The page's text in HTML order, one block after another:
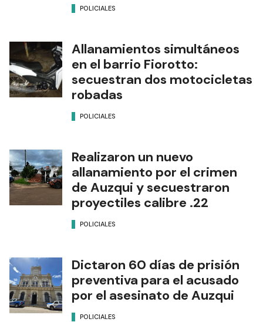
POLICIALES
Allanamientos simultáneos
en el barrio Fiorotto:
secuestran dos motocicletas
robadas
POLICIALES
Realizaron un nuevo
allanamiento por el crimen
de Auzqui y secuestraron
proyectiles calibre .22
POLICIALES
Dictaron 60 días de prisión
preventiva para el acusado
por el asesinato de Auzqui
POLICIALES